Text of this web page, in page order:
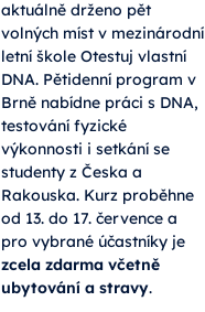
aktuálně drženo pět
volných míst v mezinárodní
letní škole Otestuj vlastní
DNA. Pětidenní program v
Brně nabídne práci s DNA,
testování fyzické
výkonnosti i setkání se
studenty z Česka a
Rakouska. Kurz proběhne
od 13. do 17. července a
pro vybrané účastníky je
zcela zdarma včetně
ubytování a stravy.